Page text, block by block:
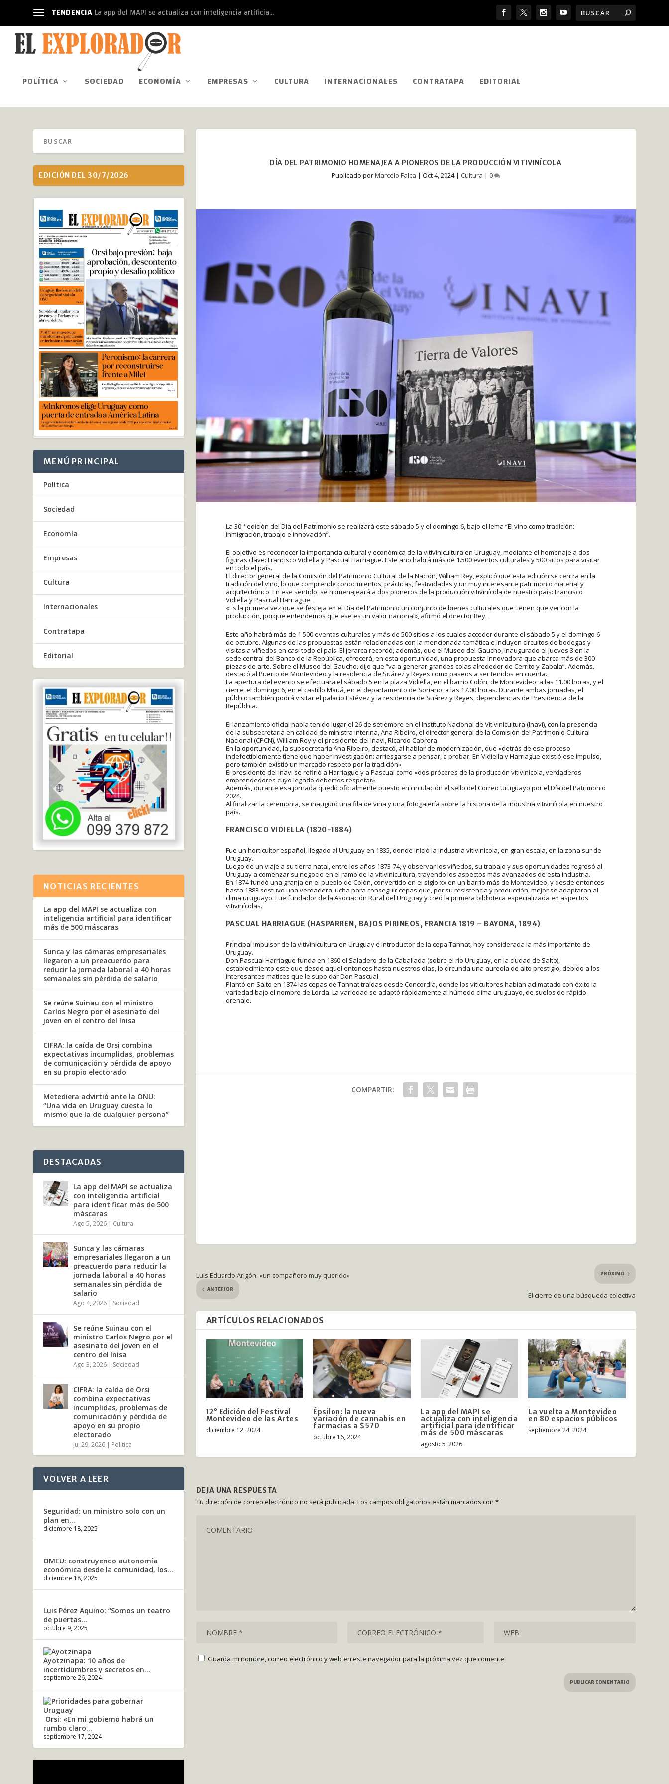
TENDENCIA La app del MAPI se actualiza con inteligencia artificia...
POLÍTICA SOCIEDAD ECONOMÍA EMPRESAS CULTURA INTERNACIONALES CONTRATAPA EDITORIAL
DÍA DEL PATRIMONIO HOMENAJEA A PIONEROS DE LA PRODUCCIÓN VITIVINÍCOLA
Publicado porMarcelo Falca | Oct 4, 2024| Cultura | 0
La 30.ª edición del Día del Patrimonio se realizará este sábado 5 y el domingo 6, bajo el lema “El vino como tradición:
inmigración, trabajo e innovación”.
El objetivo es reconocer la importancia cultural y económica de la vitivinicultura en Uruguay, mediante el homenaje a dos
figuras clave: Francisco Vidiella y Pascual Harriague. Este año habrá más de 1.500 eventos culturales y 500 sitios para visitar
en todo el país.
El director general de la Comisión del Patrimonio Cultural de la Nación, William Rey, explicó que esta edición se centra en la
tradición del vino, lo que comprende conocimientos, prácticas, festividades y un muy interesante patrimonio material y
arquitectónico. En ese sentido, se homenajeará a dos pioneros de la producción vitivinícola de nuestro país: Francisco
Vidiella y Pascual Harriague.
«Es la primera vez que se festeja en el Día del Patrimonio un conjunto de bienes culturales que tienen que ver con la
producción, porque entendemos que ese es un valor nacional», afirmó el director Rey.
Este año habrá más de 1.500 eventos culturales y más de 500 sitios a los cuales acceder durante el sábado 5 y el domingo 6
de octubre. Algunas de las propuestas están relacionadas con la mencionada temática e incluyen circuitos de bodegas y
visitas a viñedos en casi todo el país. El jerarca recordó, además, que el Museo del Gaucho, inaugurado el jueves 3 en la
sede central del Banco de la República, ofrecerá, en esta oportunidad, una propuesta innovadora que abarca más de 300
piezas de arte. Sobre el Museo del Gaucho, dijo que “va a generar grandes colas alrededor de Cerrito y Zabala”. Además,
destacó al Puerto de Montevideo y la residencia de Suárez y Reyes como paseos a ser tenidos en cuenta.
La apertura del evento se efectuará el sábado 5 en la plaza Vidiella, en el barrio Colón, de Montevideo, a las 11.00 horas, y el
cierre, el domingo 6, en el castillo Mauá, en el departamento de Soriano, a las 17.00 horas. Durante ambas jornadas, el
público también podrá visitar el palacio Estévez y la residencia de Suárez y Reyes, dependencias de Presidencia de la
República.
El lanzamiento oficial había tenido lugar el 26 de setiembre en el Instituto Nacional de Vitivinicultura (Inavi), con la presencia
de la subsecretaria en calidad de ministra interina, Ana Ribeiro, el director general de la Comisión del Patrimonio Cultural
Nacional (CPCN), William Rey y el presidente del Inavi, Ricardo Cabrera.
En la oportunidad, la subsecretaria Ana Ribeiro, destacó, al hablar de modernización, que «detrás de ese proceso
indefectiblemente tiene que haber investigación: arriesgarse a pensar, a probar. En Vidiella y Harriague existió ese impulso,
pero también existió un marcado respeto por la tradición».
El presidente del Inavi se refirió a Harriague y a Pascual como «dos próceres de la producción vitivinícola, verdaderos
emprendedores cuyo legado debemos respetar».
Además, durante esa jornada quedó oficialmente puesto en circulación el sello del Correo Uruguayo por el Día del Patrimonio
2024.
Al finalizar la ceremonia, se inauguró una fila de viña y una fotogalería sobre la historia de la industria vitivinícola en nuestro
país.
FRANCISCO VIDIELLA (1820-1884)
Fue un horticultor español, llegado al Uruguay en 1835, donde inició la industria vitivinícola, en gran escala, en la zona sur de
Uruguay.
Luego de un viaje a su tierra natal, entre los años 1873-74, y observar los viñedos, su trabajo y sus oportunidades regresó al
Uruguay a comenzar su negocio en el ramo de la vitivinicultura, trayendo los aspectos más avanzados de esta industria.
En 1874 fundó una granja en el pueblo de Colón, convertido en el siglo xx en un barrio más de Montevideo, y desde entonces
hasta 1883 sostuvo una verdadera lucha para conseguir cepas que, por su resistencia y producción, mejor se adaptaran al
clima uruguayo. Fue fundador de la Asociación Rural del Uruguay y creó la primera biblioteca especializada en aspectos
vitivinícolas.
PASCUAL HARRIAGUE (HASPARREN, BAJOS PIRINEOS, FRANCIA 1819 – BAYONA, 1894)
Principal impulsor de la vitivinicultura en Uruguay e introductor de la cepa Tannat, hoy considerada la más importante de
Uruguay.
Don Pascual Harriague funda en 1860 el Saladero de la Caballada (sobre el río Uruguay, en la ciudad de Salto),
establecimiento este que desde aquel entonces hasta nuestros días, lo circunda una aureola de alto prestigio, debido a los
interesantes matices que le supo dar Don Pascual.
Plantó en Salto en 1874 las cepas de Tannat traídas desde Concordia, donde los viticultores habían aclimatado con éxito la
variedad bajo el nombre de Lorda. La variedad se adaptó rápidamente al húmedo clima uruguayo, de suelos de rápido
drenaje.
COMPARTIR:
Luis Eduardo Arigón: «un compañero muy querido»
ANTERIOR
PRÓXIMO
El cierre de una búsqueda colectiva
ARTÍCULOS RELACIONADOS
12° Edición del Festival
Montevideo de las Artes
diciembre 12, 2024
Épsilon: la nueva
variación de cannabis en
farmacias a $570
octubre 16, 2024
La app del MAPI se
actualiza con inteligencia
artificial para identificar
más de 500 máscaras
agosto 5, 2026
La vuelta a Montevideo
en 80 espacios públicos
septiembre 24, 2024
DEJA UNA RESPUESTA
Tu dirección de correo electrónico no será publicada. Los campos obligatorios están marcados con *
Guarda mi nombre, correo electrónico y web en este navegador para la próxima vez que comente.
EDICIÓN DEL 30/7/2026
MENÚ PRINCIPAL
Política
Sociedad
Economía
Empresas
Cultura
Internacionales
Contratapa
Editorial
NOTICIAS RECIENTES
La app del MAPI se actualiza con
inteligencia artificial para identificar
más de 500 máscaras
Sunca y las cámaras empresariales
llegaron a un preacuerdo para
reducir la jornada laboral a 40 horas
semanales sin pérdida de salario
Se reúne Suinau con el ministro
Carlos Negro por el asesinato del
joven en el centro del Inisa
CIFRA: la caída de Orsi combina
expectativas incumplidas, problemas
de comunicación y pérdida de apoyo
en su propio electorado
Metediera advirtió ante la ONU:
“Una vida en Uruguay cuesta lo
mismo que la de cualquier persona”
DESTACADAS
La app del MAPI se actualiza
con inteligencia artificial
para identificar más de 500
máscaras
Ago 5, 2026 | Cultura
Sunca y las cámaras
empresariales llegaron a un
preacuerdo para reducir la
jornada laboral a 40 horas
semanales sin pérdida de
salario
Ago 4, 2026 | Sociedad
Se reúne Suinau con el
ministro Carlos Negro por el
asesinato del joven en el
centro del Inisa
Ago 3, 2026 | Sociedad
CIFRA: la caída de Orsi
combina expectativas
incumplidas, problemas de
comunicación y pérdida de
apoyo en su propio
electorado
Jul 29, 2026 | Política
VOLVER A LEER
Seguridad: un ministro solo con un
plan en...
diciembre 18, 2025
OMEU: construyendo autonomía
económica desde la comunidad, los...
diciembre 18, 2025
Luis Pérez Aquino: “Somos un teatro
de puertas...
octubre 9, 2025
Ayotzinapa: 10 años de
incertidumbres y secretos en...
septiembre 26, 2024
Orsi: «En mi gobierno habrá un
rumbo claro...
septiembre 17, 2024